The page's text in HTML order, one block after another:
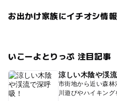
お出かけ家族にイチオシ情報
いこーよとりっぷ 注目記事
涼しい木陰や渓
市街地から近い森
川遊びやハイキング